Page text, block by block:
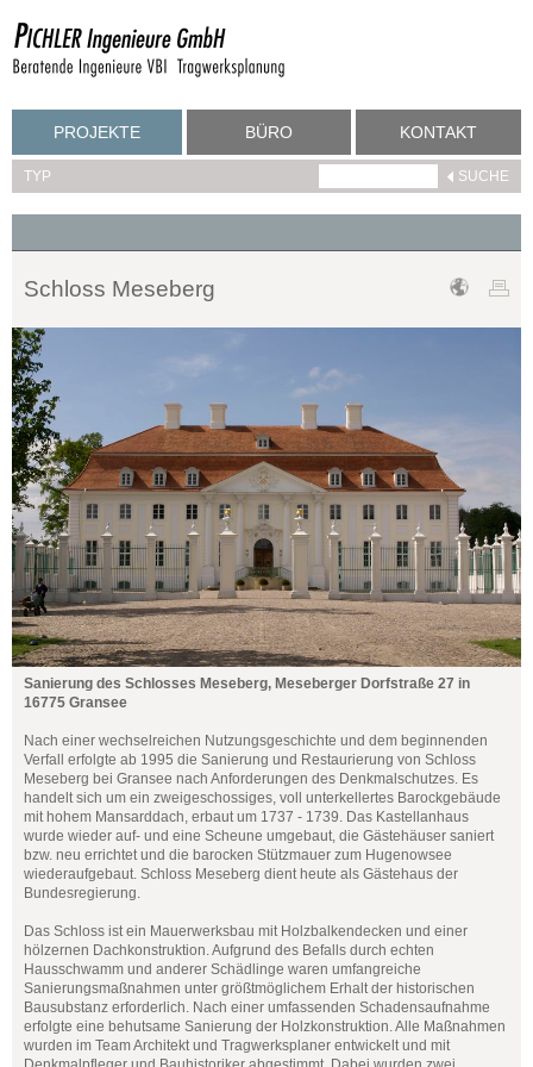
PROJEKTE BÜRO KONTAKT
TYP
Schloss Meseberg
Sanierung des Schlosses Meseberg, Meseberger Dorfstraße 27 in
16775 Gransee
Nach einer wechselreichen Nutzungsgeschichte und dem beginnenden
Verfall erfolgte ab 1995 die Sanierung und Restaurierung von Schloss
Meseberg bei Gransee nach Anforderungen des Denkmalschutzes. Es
handelt sich um ein zweigeschossiges, voll unterkellertes Barockgebäude
mit hohem Mansarddach, erbaut um 1737 - 1739. Das Kastellanhaus
wurde wieder auf- und eine Scheune umgebaut, die Gästehäuser saniert
bzw. neu errichtet und die barocken Stützmauer zum Hugenowsee
wiederaufgebaut. Schloss Meseberg dient heute als Gästehaus der
Bundesregierung.
Das Schloss ist ein Mauerwerksbau mit Holzbalkendecken und einer
hölzernen Dachkonstruktion. Aufgrund des Befalls durch echten
Hausschwamm und anderer Schädlinge waren umfangreiche
Sanierungsmaßnahmen unter größtmöglichem Erhalt der historischen
Bausubstanz erforderlich. Nach einer umfassenden Schadensaufnahme
erfolgte eine behutsame Sanierung der Holzkonstruktion. Alle Maßnahmen
wurden im Team Architekt und Tragwerksplaner entwickelt und mit